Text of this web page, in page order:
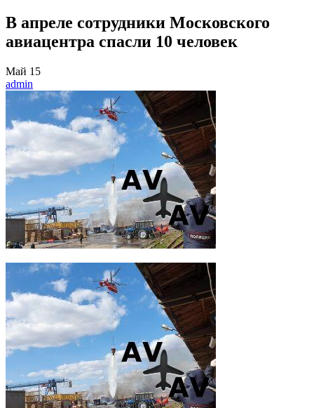
В апреле сотрудники Московского
авиацентра спасли 10 человек
Май 15
admin